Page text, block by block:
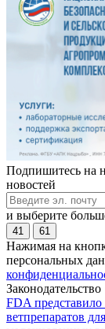
Подпишитесь на
новостей
и выберите
41 61
Нажимая на
персональных
Законодательство
FDA
ветпрепаратов